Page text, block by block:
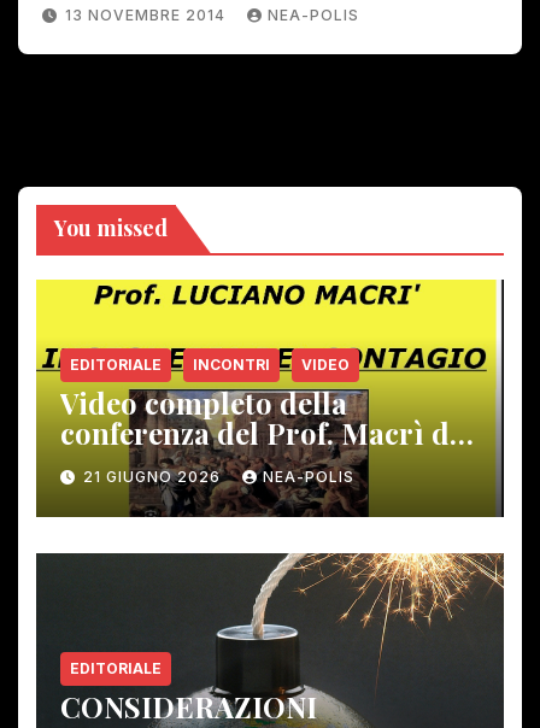
13 NOVEMBRE 2014 NEA-POLIS
You missed
EDITORIALE INCONTRI VIDEO
Video completo della
conferenza del Prof. Macrì del
12 giugno scorso
21 GIUGNO 2026 NEA-POLIS
EDITORIALE
CONSIDERAZIONI